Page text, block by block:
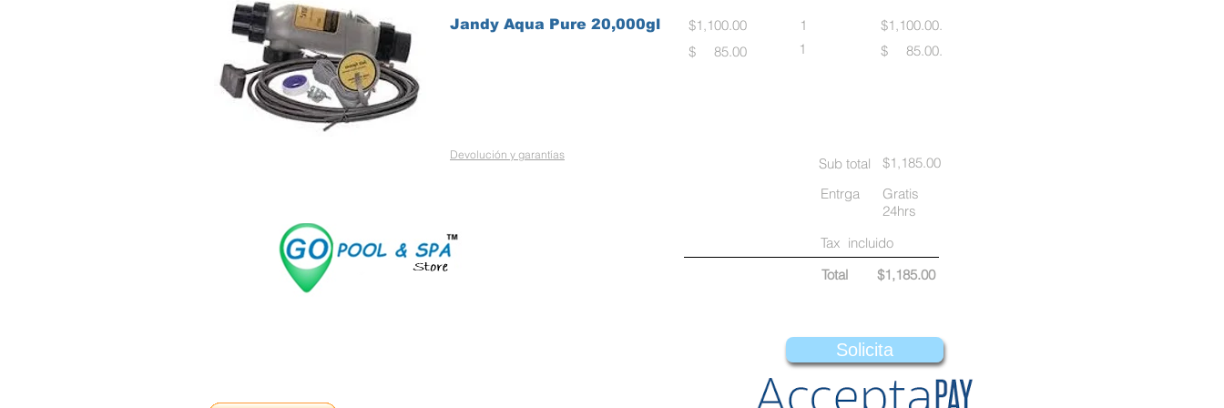
$1,100.00
Jandy Aqua Pure 20,000gl
$ 85.00
Devolución y garantías
1
1
$1,100.00.
$ 85.00.
Sub total
$1,185.00
Entrga
Gratis
24hrs
Tax incluido
Total $1,185.00
Solicita